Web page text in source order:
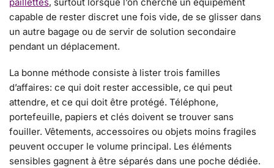
capable de rester discret une fois vide, de se glisser dans
un autre bagage ou de servir de solution secondaire
pendant un déplacement.
La bonne méthode consiste à lister trois familles
d’affaires: ce qui doit rester accessible, ce qui peut
attendre, et ce qui doit être protégé. Téléphone,
portefeuille, papiers et clés doivent se trouver sans
fouiller. Vêtements, accessoires ou objets moins fragiles
peuvent occuper le volume principal. Les éléments
sensibles gagnent à être séparés dans une poche dédiée.